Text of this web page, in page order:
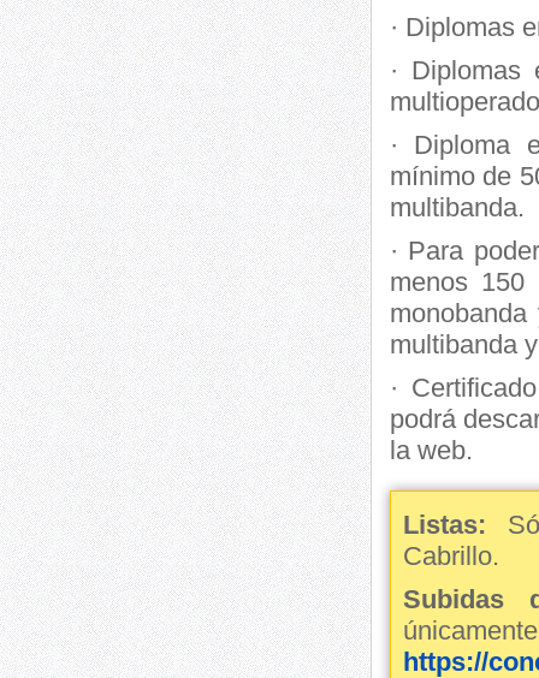
· Diplomas
·
· Diploma
mínimo de
multibanda.
· Para
menos
multibanda
·
podrá
la web.
Listas:
Cabrillo.
Subidas
https://